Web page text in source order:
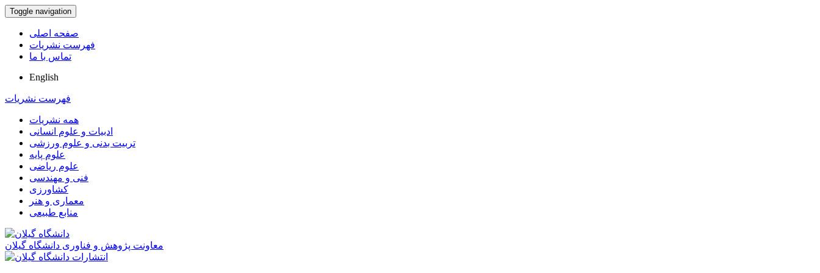
Toggle navigation
صفحه اصلی
فهرست نشریات
تماس با ما
English
فهرست نشریات
همه نشریات
ادبیات و علوم انسانی
تربیت بدنی و علوم ورزشی
علوم پایه
علوم ریاضی
فنی و مهندسی
کشاورزی
معماری و هنر
منابع طبیعی
معاونت پژوهش و فناوری دانشگاه گیلان